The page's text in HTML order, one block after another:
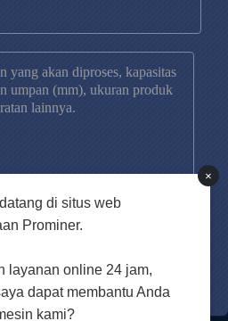
×
di situs web
Prominer.
layanan online 24 jam,
dapat membantu Anda
kami?